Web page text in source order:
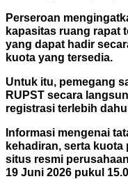
Perseroan
kapasitas ruang rapat
yang dapat hadir
kuota yang tersedia.
Untuk itu, pemegang
RUPST secara
registrasi terlebih
Informasi mengenai
kehadiran, serta
situs resmi
19 Juni 2026 pukul